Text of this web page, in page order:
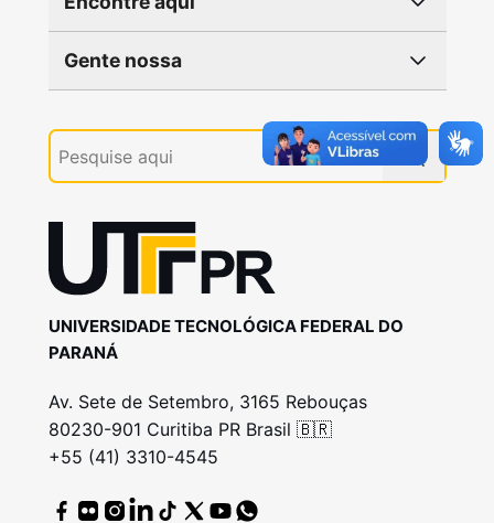
Gente nossa
UNIVERSIDADE TECNOLÓGICA FEDERAL DO
PARANÁ
Av. Sete de Setembro, 3165 Rebouças
80230-901 Curitiba PR Brasil 🇧🇷
+55 (41) 3310-4545